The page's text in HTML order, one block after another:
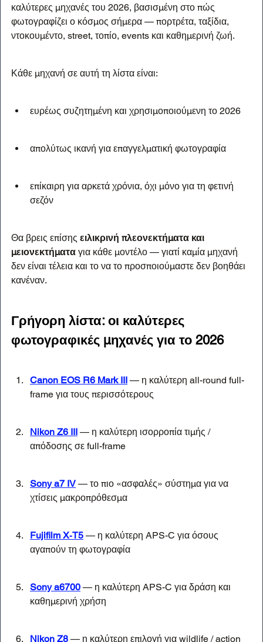
καλύτερες μηχανές του 2026, βασισμένη στο πώς
φωτογραφίζει ο κόσμος σήμερα — πορτρέτα, ταξίδια,
ντοκουμέντο, street, τοπίο, events και καθημερινή ζωή.
Κάθε μηχανή σε αυτή τη λίστα είναι:
ευρέως συζητημένη και χρησιμοποιούμενη το 2026
απολύτως ικανή για επαγγελματική φωτογραφία
επίκαιρη για αρκετά χρόνια, όχι μόνο για τη φετινή
σεζόν
Θα βρεις επίσης ειλικρινή πλεονεκτήματα και
μειονεκτήματα για κάθε μοντέλο — γιατί καμία μηχανή
δεν είναι τέλεια και το να το προσποιούμαστε δεν βοηθάει
κανέναν.
Γρήγορη λίστα: οι καλύτερες
φωτογραφικές μηχανές για το 2026
Canon EOS R6 Mark III — η καλύτερη all-round full-
frame για τους περισσότερους
Nikon Z6 III — η καλύτερη ισορροπία τιμής /
απόδοσης σε full-frame
Sony a7 IV — το πιο «ασφαλές» σύστημα για να
χτίσεις μακροπρόθεσμα
Fujifilm X‑T5 — η καλύτερη APS-C για όσους
αγαπούν τη φωτογραφία
Sony a6700 — η καλύτερη APS-C για δράση και
καθημερινή χρήση
Nikon Z8 — η καλύτερη επιλογή για wildlife / action